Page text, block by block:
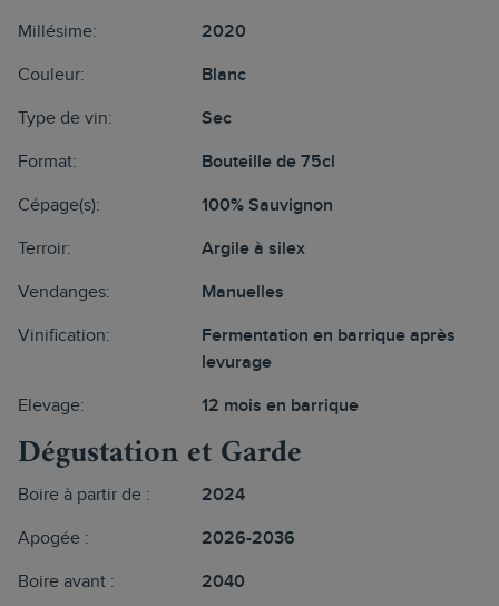
Millésime: 2020
Couleur: Blanc
Type de vin: Sec
Format: Bouteille de 75cl
Cépage(s): 100% Sauvignon
Terroir: Argile à silex
Vendanges: Manuelles
Vinification:
Fermentation en barrique après
levurage
Elevage: 12 mois en barrique
Dégustation et Garde
Boire à partir de : 2024
Apogée : 2026-2036
Boire avant : 2040